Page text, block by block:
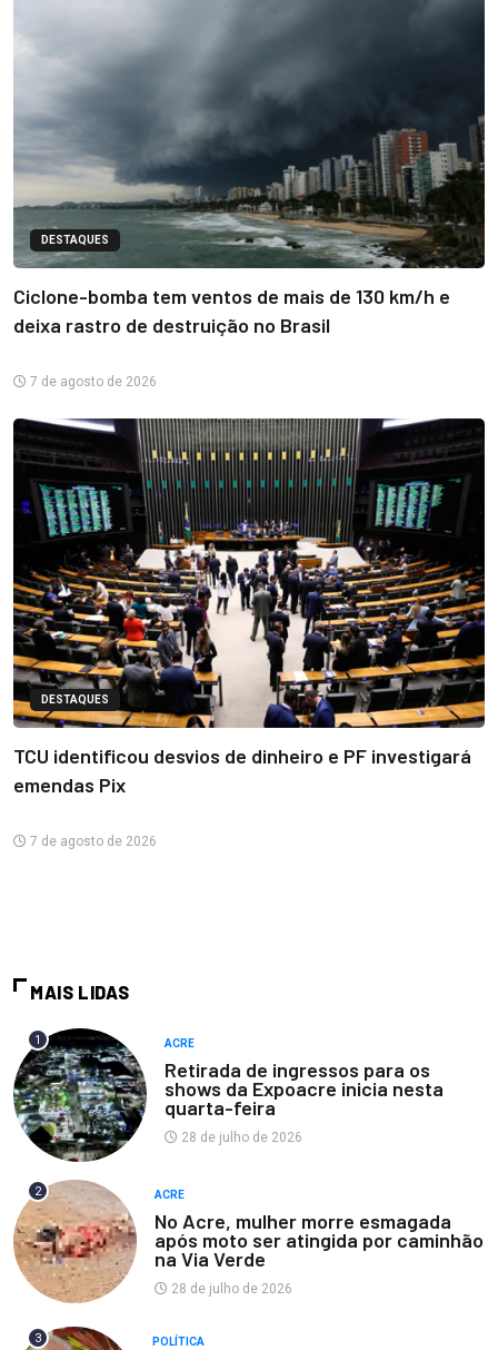
DESTAQUES
Ciclone-bomba tem ventos de mais de 130 km/h e
deixa rastro de destruição no Brasil
7 de agosto de 2026
DESTAQUES
TCU identificou desvios de dinheiro e PF investigará
emendas Pix
7 de agosto de 2026
MAIS LIDAS
1 ACRE
Retirada de ingressos para os
shows da Expoacre inicia nesta
quarta-feira
28 de julho de 2026
2 ACRE
No Acre, mulher morre esmagada
após moto ser atingida por caminhão
na Via Verde
28 de julho de 2026
3 POLÍTICA